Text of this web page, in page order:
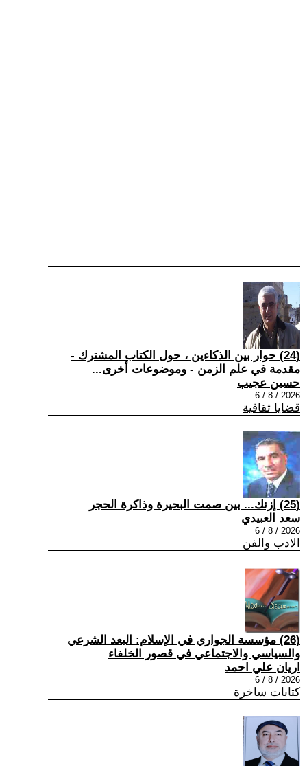
(24) حوار بين الذكاءين ، حول الكتاب المشترك -
مقدمة في علم الزمن - وموضوعات أخرى...
حسين عجيب
2026 / 8 / 6
قضايا ثقافية
(25) إزنك... بين صمت البحيرة وذاكرة الحجر
سعد العبيدي
2026 / 8 / 6
الادب والفن
(26) مؤسسة الجواري في الإسلام: البعد الشرعي
والسياسي والاجتماعي في قصور الخلفاء
اريان علي احمد
2026 / 8 / 6
كتابات ساخرة